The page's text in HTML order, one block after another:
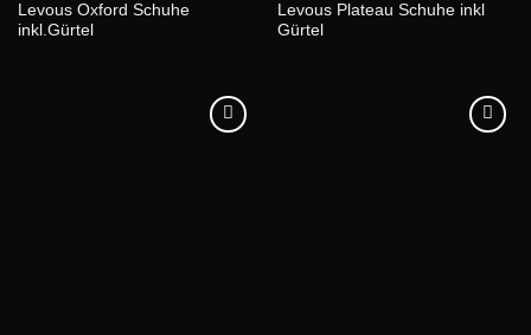
Levous Oxford Schuhe
inkl.Gürtel
Levous Plateau Schuhe inkl
Gürtel